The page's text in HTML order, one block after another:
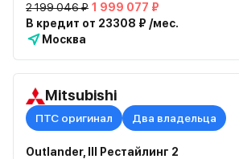
2 199 046 ₽ 1 999 077 ₽
В кредит от 23308 ₽ /мес.
Москва
Mitsubishi
ПТС оригинал Два владельца
Outlander, III Рестайлинг 2